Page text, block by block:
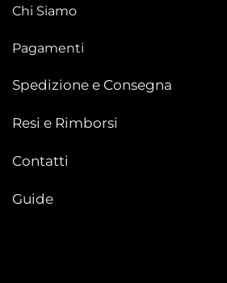
Chi Siamo
Pagamenti
Spedizione e Consegna
Resi e Rimborsi
Contatti
Guide